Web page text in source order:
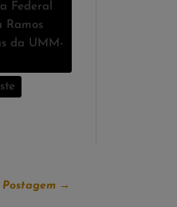
Federal
Ramos
da UMM-
→